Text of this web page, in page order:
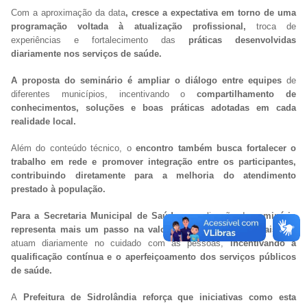
Com a aproximação da data, cresce a expectativa em torno de uma
programação voltada à atualização profissional, troca de
experiências e fortalecimento das práticas desenvolvidas
diariamente nos serviços de saúde.
A proposta do seminário é ampliar o diálogo entre equipes de
diferentes municípios, incentivando ocompartilhamento de
conhecimentos, soluções e boas práticas adotadas em cada
realidade local.
Além do conteúdo técnico, oencontro também busca fortalecer o
trabalho em rede e promover integração entre os participantes,
contribuindo diretamente para a melhoria do atendimento
prestado à população.
Para a Secretaria Municipal de Saúde, a realização doseminário
representa mais um passo na valorização dos profissionais
que
atuam diariamente no cuidado com as pessoas,incentivando a
qualificação contínua e o aperfeiçoamento dos serviços públicos
de saúde.
A Prefeitura de Sidrolândia reforça que iniciativas como esta